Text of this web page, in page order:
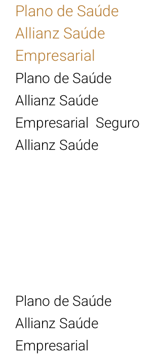
Plano de Saúde
Allianz Saúde
Empresarial
Plano de Saúde
Allianz Saúde
Empresarial Seguro
Allianz Saúde
Plano de Saúde
Allianz Saúde
Empresarial